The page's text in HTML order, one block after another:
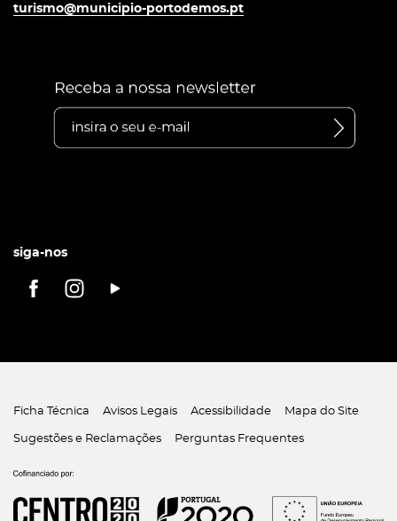
turismo@municipio-portodemos.pt
siga-nos
Ficha Técnica Avisos Legais Acessibilidade Mapa do Site
Sugestões e Reclamações Perguntas Frequentes